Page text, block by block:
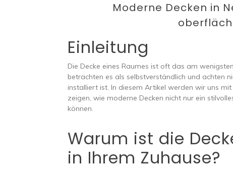
Moderne Decken in
Einleitung
Die Decke eines Raumes ist oft das am
betrachten es als selbstverständlich und achten
installiert ist. In diesem Artikel werden wir uns
zeigen, wie moderne Decken nicht nur ein
können.
Warum ist die
in Ihrem Zuhause?